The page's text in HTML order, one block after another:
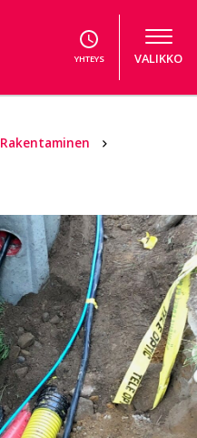
YHTEYS VALIKKO
Rakentaminen